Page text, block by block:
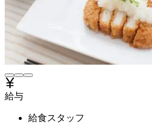
給与
給食スタッフ